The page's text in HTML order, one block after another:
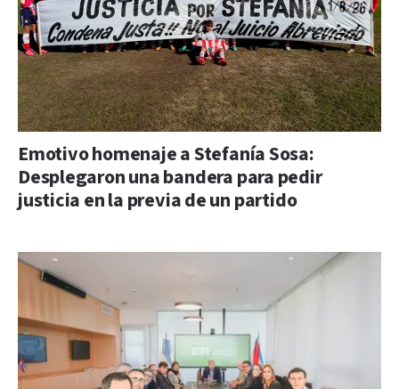
Emotivo homenaje a Stefanía Sosa:
Desplegaron una bandera para pedir
justicia en la previa de un partido